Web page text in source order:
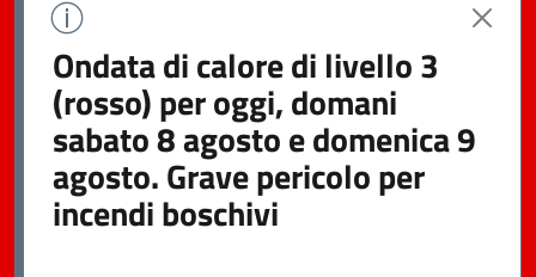
Ondata di calore di livello 3
(rosso) per oggi, domani
sabato 8 agosto e domenica 9
agosto. Grave pericolo per
incendi boschivi